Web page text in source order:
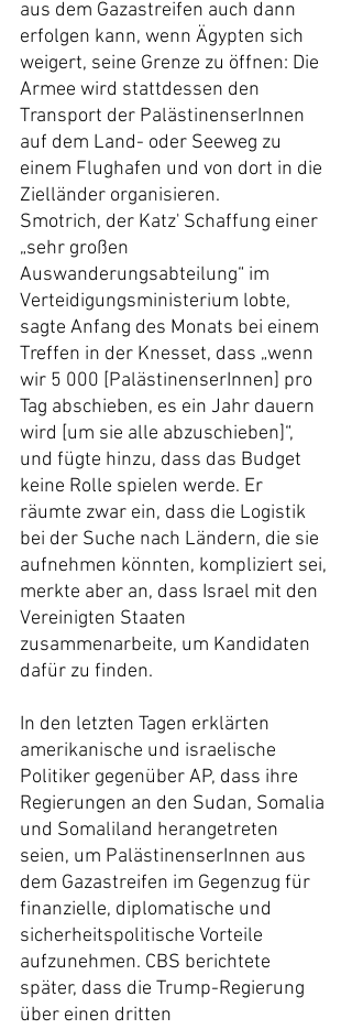
aus dem Gazastreifen auch dann
erfolgen kann, wenn Ägypten sich
weigert, seine Grenze zu öffnen: Die
Armee wird stattdessen den
Transport der PalästinenserInnen
auf dem Land- oder Seeweg zu
einem Flughafen und von dort in die
Zielländer organisieren.
Smotrich, der Katz' Schaffung einer
„sehr großen
Auswanderungsabteilung“ im
Verteidigungsministerium lobte,
sagte Anfang des Monats bei einem
Treffen in der Knesset, dass „wenn
wir 5 000 [PalästinenserInnen] pro
Tag abschieben, es ein Jahr dauern
wird [um sie alle abzuschieben]“,
und fügte hinzu, dass das Budget
keine Rolle spielen werde. Er
räumte zwar ein, dass die Logistik
bei der Suche nach Ländern, die sie
aufnehmen könnten, kompliziert sei,
merkte aber an, dass Israel mit den
Vereinigten Staaten
zusammenarbeite, um Kandidaten
dafür zu finden.
In den letzten Tagen erklärten
amerikanische und israelische
Politiker gegenüber AP, dass ihre
Regierungen an den Sudan, Somalia
und Somaliland herangetreten
seien, um PalästinenserInnen aus
dem Gazastreifen im Gegenzug für
finanzielle, diplomatische und
sicherheitspolitische Vorteile
aufzunehmen. CBS berichtete
später, dass die Trump-Regierung
über einen dritten